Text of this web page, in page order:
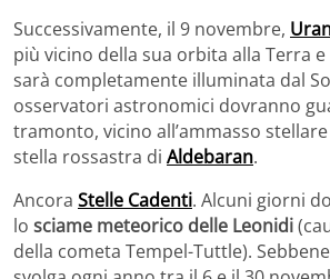
Successivamente, il 9 novembre,
più vicino della sua orbita alla Terra
sarà completamente illuminata dal
osservatori astronomici dovranno
tramonto, vicino all’ammasso
stella rossastra di Aldebaran.
Ancora Stelle Cadenti. Alcuni giorni
lo sciame meteorico delle Leonidi
della cometa Tempel-Tuttle).